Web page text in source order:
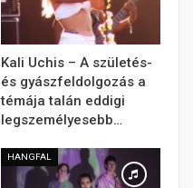
Kali Uchis – A születés-
és gyászfeldolgozás a
témája talán eddigi
legszemélyesebb…
HANGFAL